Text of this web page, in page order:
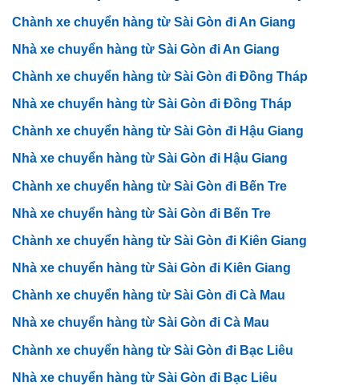
Chành xe chuyển hàng từ Sài Gòn đi An Giang
Nhà xe chuyển hàng từ Sài Gòn đi An Giang
Chành xe chuyển hàng từ Sài Gòn đi Đồng Tháp
Nhà xe chuyển hàng từ Sài Gòn đi Đồng Tháp
Chành xe chuyển hàng từ Sài Gòn đi Hậu Giang
Nhà xe chuyển hàng từ Sài Gòn đi Hậu Giang
Chành xe chuyển hàng từ Sài Gòn đi Bến Tre
Nhà xe chuyển hàng từ Sài Gòn đi Bến Tre
Chành xe chuyển hàng từ Sài Gòn đi Kiên Giang
Nhà xe chuyển hàng từ Sài Gòn đi Kiên Giang
Chành xe chuyển hàng từ Sài Gòn đi Cà Mau
Nhà xe chuyển hàng từ Sài Gòn đi Cà Mau
Chành xe chuyển hàng từ Sài Gòn đi Bạc Liêu
Nhà xe chuyển hàng từ Sài Gòn đi Bạc Liêu